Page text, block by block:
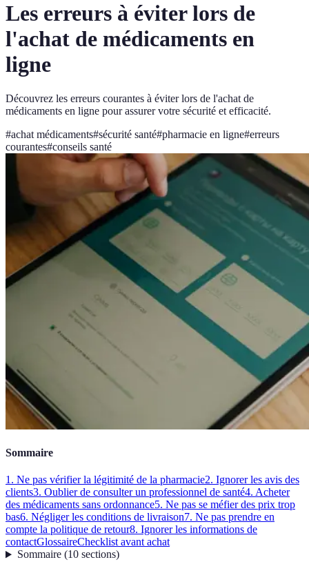
Les erreurs à éviter lors de
l'achat de médicaments en
ligne
Découvrez les erreurs courantes à éviter lors de l'achat de
médicaments en ligne pour assurer votre sécurité et efficacité.
#achat médicaments#sécurité santé#pharmacie en ligne#erreurs
courantes#conseils santé
Sommaire
1. Ne pas vérifier la légitimité de la pharmacie2. Ignorer les avis des
clients3. Oublier de consulter un professionnel de santé4. Acheter
des médicaments sans ordonnance5. Ne pas se méfier des prix trop
bas6. Négliger les conditions de livraison7. Ne pas prendre en
compte la politique de retour8. Ignorer les informations de
contactGlossaireChecklist avant achat
Sommaire(10 sections)